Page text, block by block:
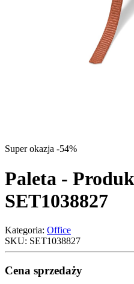
Super okazja -54%
Paleta -
SET1038827
Kategoria: Office
SKU: SET1038827
Cena sprzedaży